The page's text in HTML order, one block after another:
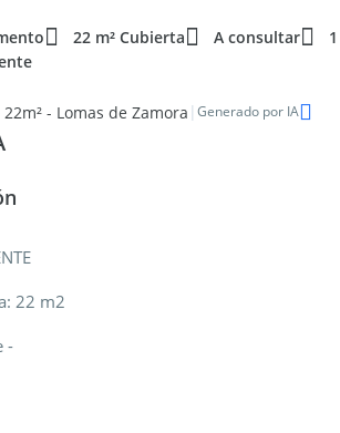
22 m² Cubierta A consultar
- Lomas de Zamora | Generado por IA
22 m2
-